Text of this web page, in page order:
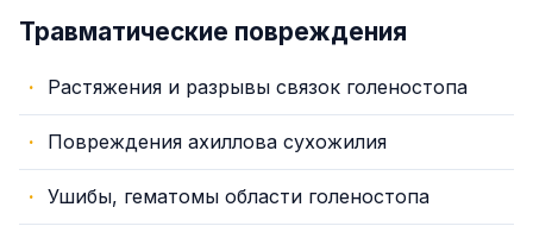
Травматические повреждения
Растяжения и разрывы связок голеностопа
Повреждения ахиллова сухожилия
Ушибы, гематомы области голеностопа